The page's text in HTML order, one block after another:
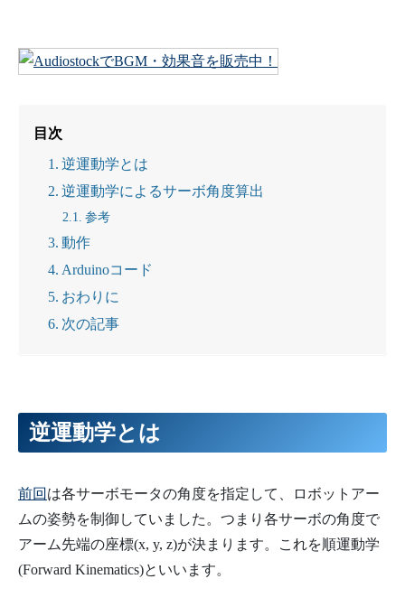
目次
逆運動学とは
逆運動学によるサーボ角度算出
参考
動作
Arduinoコード
おわりに
次の記事
逆運動学とは
前回 は各サーボモータの角度を指定して、ロボットアー
ムの姿勢を制御していました。つまり各サーボの角度で
アーム先端の座標(x, y, z)が決まります。これを順運動学
(Forward Kinematics)といいます。